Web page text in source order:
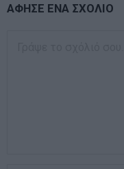
ΑΦΗΣΕ ΕΝΑ ΣΧΟΛΙΟ